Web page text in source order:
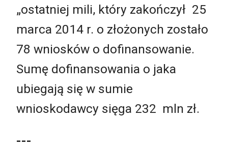
„ostatniej mili, który zakończył 25
marca 2014 r. o złożonych zostało
78 wniosków o dofinansowanie.
Sumę dofinansowania o jaka
ubiegają się w sumie
wnioskodawcy sięga 232 mln zł.
---